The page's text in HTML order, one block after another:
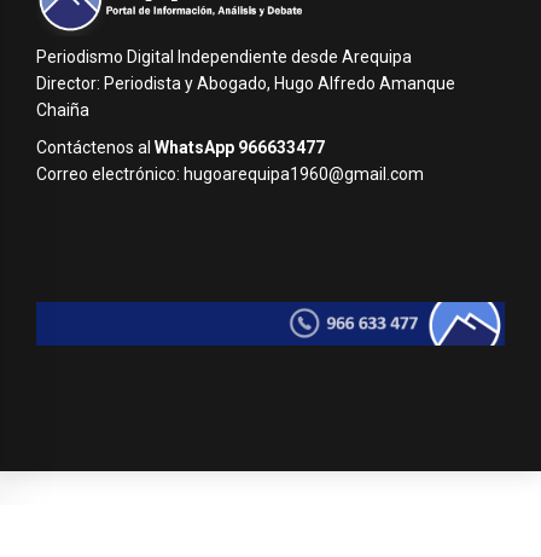
Periodismo Digital Independiente desde Arequipa
Director: Periodista y Abogado, Hugo Alfredo Amanque
Chaiña
Contáctenos al WhatsApp 966633477
Correo electrónico: hugoarequipa1960@gmail.com